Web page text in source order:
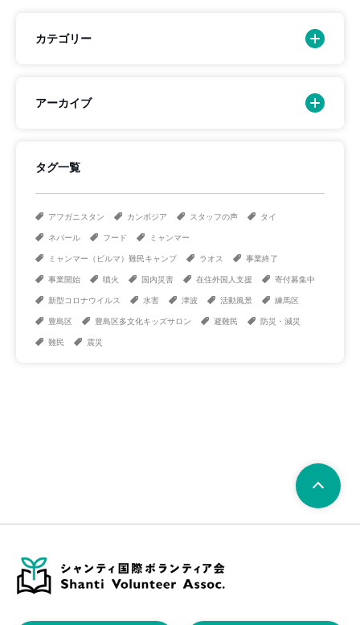
カテゴリー
アーカイブ
タグ一覧
アフガニスタン カンボジア スタッフの声 タイ
ネパール フード ミャンマー
ミャンマー（ビルマ）難民キャンプ ラオス 事業終了
事業開始 噴火 国内災害 在住外国人支援 寄付募集中
新型コロナウイルス 水害 津波 活動風景 練馬区
豊島区 豊島区多文化キッズサロン 避難民 防災・減災
難民 震災